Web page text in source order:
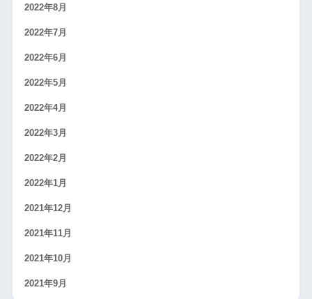
2022年8月
2022年7月
2022年6月
2022年5月
2022年4月
2022年3月
2022年2月
2022年1月
2021年12月
2021年11月
2021年10月
2021年9月